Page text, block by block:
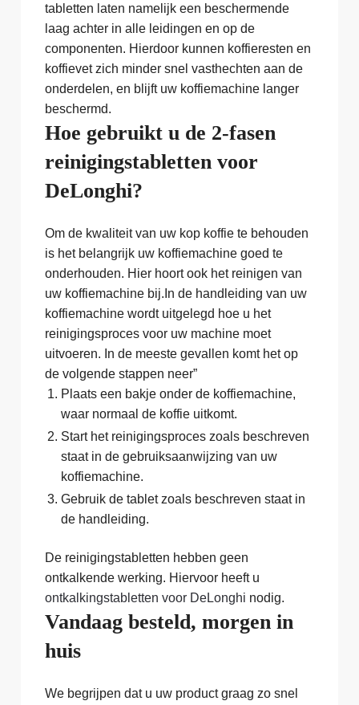
tabletten laten namelijk een beschermende
laag achter in alle leidingen en op de
componenten. Hierdoor kunnen koffieresten en
koffievet zich minder snel vasthechten aan de
onderdelen, en blijft uw koffiemachine langer
beschermd.
Hoe gebruikt u de 2-fasen
reinigingstabletten voor
DeLonghi?
Om de kwaliteit van uw kop koffie te behouden
is het belangrijk uw koffiemachine goed te
onderhouden. Hier hoort ook het reinigen van
uw koffiemachine bij.In de handleiding van uw
koffiemachine wordt uitgelegd hoe u het
reinigingsproces voor uw machine moet
uitvoeren. In de meeste gevallen komt het op
de volgende stappen neer”
Plaats een bakje onder de koffiemachine,
waar normaal de koffie uitkomt.
Start het reinigingsproces zoals beschreven
staat in de gebruiksaanwijzing van uw
koffiemachine.
Gebruik de tablet zoals beschreven staat in
de handleiding.
De reinigingstabletten hebben geen
ontkalkende werking. Hiervoor heeft u
ontkalkingstabletten voor DeLonghi nodig.
Vandaag besteld, morgen in
huis
We begrijpen dat u uw product graag zo snel